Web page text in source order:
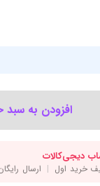
تغذیه (پاور)
افزودن به سبد